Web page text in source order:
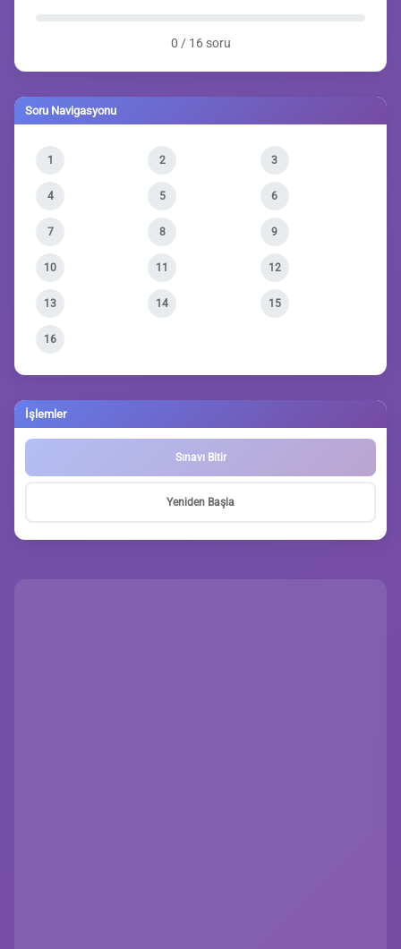
0 / 16 soru
Soru Navigasyonu
1 2 3
4 5 6
7 8 9
10 11 12
13 14 15
16
İşlemler
Sınavı Bitir
Yeniden Başla